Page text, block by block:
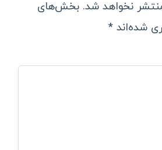
نخواهد شد. بخش‌های
شده‌اند*